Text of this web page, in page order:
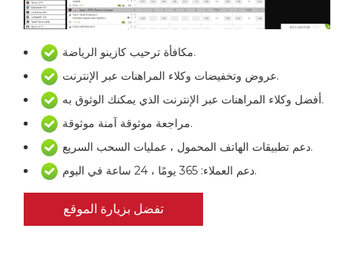
مكافأة ترحيب كازينو الرياضة.
عروض وتخفيضات وكلاء المراهنات عبر الإنترنت.
أفضل وكلاء المراهنات عبر الإنترنت الذي يمكنك الوثوق به.
مراجعة موثوقة آمنة موثوقة.
دعم تطبيقات الهاتف المحمول ، عمليات السحب السريع.
دعم العملاء: 365 يومًا ، 24 ساعة في اليوم.
تفضل بزيارة الموقع